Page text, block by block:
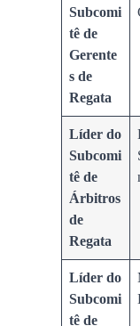
Subcomi
tê de
Gerente
s de
Regata
Líder do
Subcomi
tê de
Árbitros
de
Regata
Líder do
Subcomi
tê de